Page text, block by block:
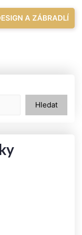
A ZÁBRADLÍ
Hledat